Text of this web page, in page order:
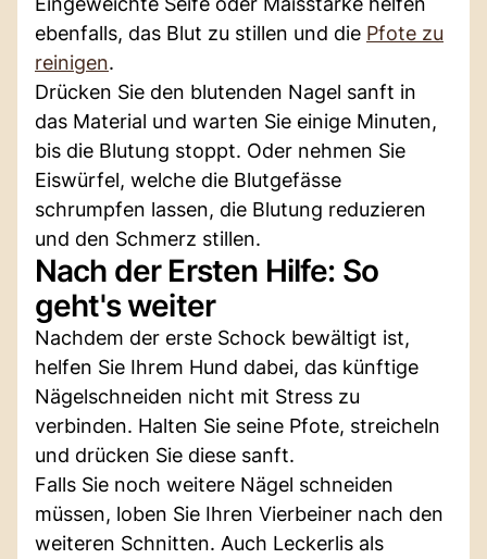
ebenfalls, das Blut zu stillen und die Pfote zu
reinigen.
Drücken Sie den blutenden Nagel sanft in
das Material und warten Sie einige Minuten,
bis die Blutung stoppt. Oder nehmen Sie
Eiswürfel, welche die Blutgefässe
schrumpfen lassen, die Blutung reduzieren
und den Schmerz stillen.
Nach der Ersten Hilfe: So
geht's weiter
Nachdem der erste Schock bewältigt ist,
helfen Sie Ihrem Hund dabei, das künftige
Nägelschneiden nicht mit Stress zu
verbinden. Halten Sie seine Pfote, streicheln
und drücken Sie diese sanft.
Falls Sie noch weitere Nägel schneiden
müssen, loben Sie Ihren Vierbeiner nach den
weiteren Schnitten. Auch Leckerlis als